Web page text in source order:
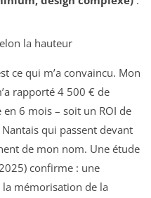
la hauteur
ce qui m’a convaincu. Mon
rapporté 4 500 € de
6 mois – soit un ROI de
qui passent devant
de mon nom. Une étude
confirme : une
mémorisation de la